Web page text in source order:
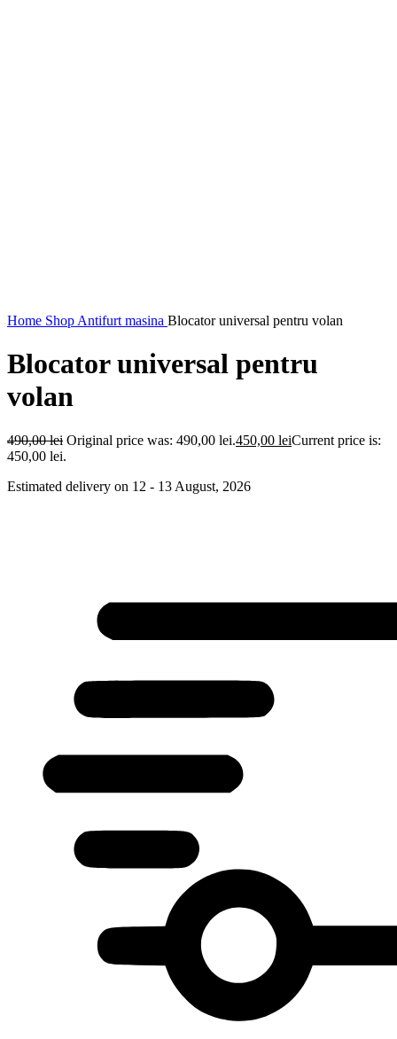
Home Shop Antifurt masina Blocator universal pentru volan
Blocator universal pentru
volan
490,00lei Original price was: 490,00 lei.450,00 leiCurrent price is:
450,00 lei.
Estimated delivery on 12 - 13 August, 2026